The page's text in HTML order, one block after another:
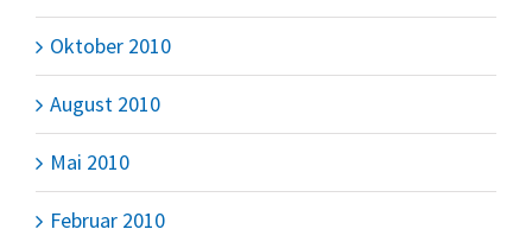
Oktober 2010
August 2010
Mai 2010
Februar 2010